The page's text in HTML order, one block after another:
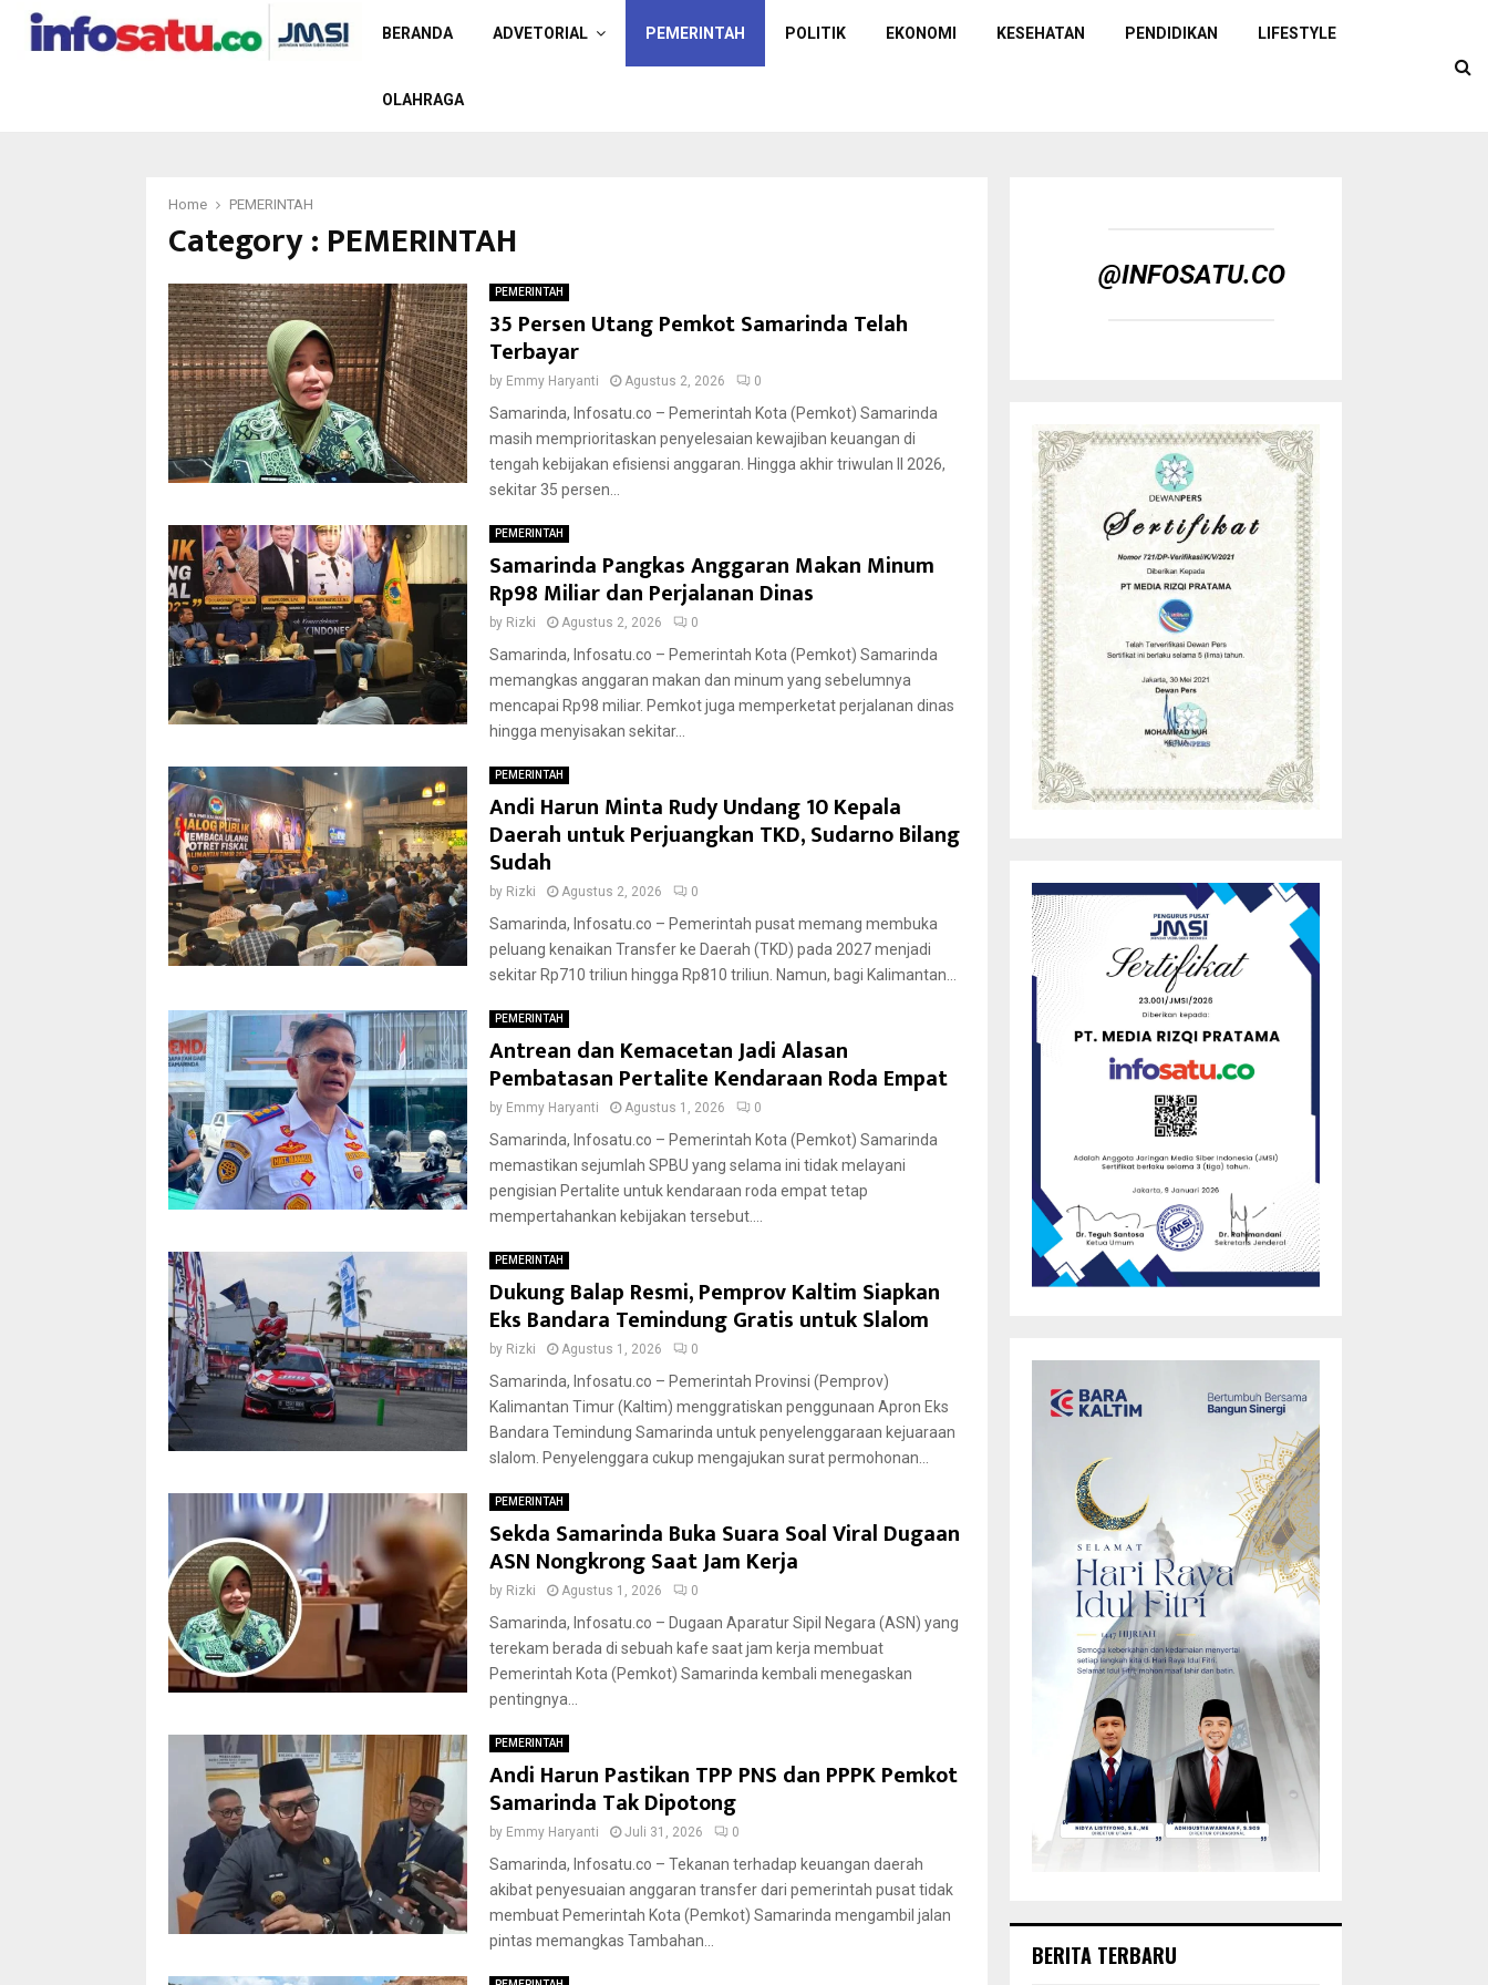
BERANDA ADVETORIAL PEMERINTAH POLITIK EKONOMI KESEHATAN PENDIDIKAN LIFESTYLE
OLAHRAGA
Home PEMERINTAH
Category : PEMERINTAH
PEMERINTAH
35 Persen Utang Pemkot Samarinda Telah
Terbayar
by Emmy Haryanti Agustus 2, 2026 0
Samarinda, Infosatu.co – Pemerintah Kota (Pemkot) Samarinda
masih memprioritaskan penyelesaian kewajiban keuangan di
tengah kebijakan efisiensi anggaran. Hingga akhir triwulan II 2026,
sekitar 35 persen...
PEMERINTAH
Samarinda Pangkas Anggaran Makan Minum
Rp98 Miliar dan Perjalanan Dinas
by Rizki Agustus 2, 2026 0
Samarinda, Infosatu.co – Pemerintah Kota (Pemkot) Samarinda
memangkas anggaran makan dan minum yang sebelumnya
mencapai Rp98 miliar. Pemkot juga memperketat perjalanan dinas
hingga menyisakan sekitar...
PEMERINTAH
Andi Harun Minta Rudy Undang 10 Kepala
Daerah untuk Perjuangkan TKD, Sudarno Bilang
Sudah
by Rizki Agustus 2, 2026 0
Samarinda, Infosatu.co – Pemerintah pusat memang membuka
peluang kenaikan Transfer ke Daerah (TKD) pada 2027 menjadi
sekitar Rp710 triliun hingga Rp810 triliun. Namun, bagi Kalimantan...
PEMERINTAH
Antrean dan Kemacetan Jadi Alasan
Pembatasan Pertalite Kendaraan Roda Empat
by Emmy Haryanti Agustus 1, 2026 0
Samarinda, Infosatu.co – Pemerintah Kota (Pemkot) Samarinda
memastikan sejumlah SPBU yang selama ini tidak melayani
pengisian Pertalite untuk kendaraan roda empat tetap
mempertahankan kebijakan tersebut....
PEMERINTAH
Dukung Balap Resmi, Pemprov Kaltim Siapkan
Eks Bandara Temindung Gratis untuk Slalom
by Rizki Agustus 1, 2026 0
Samarinda, Infosatu.co – Pemerintah Provinsi (Pemprov)
Kalimantan Timur (Kaltim) menggratiskan penggunaan Apron Eks
Bandara Temindung Samarinda untuk penyelenggaraan kejuaraan
slalom. Penyelenggara cukup mengajukan surat permohonan...
PEMERINTAH
Sekda Samarinda Buka Suara Soal Viral Dugaan
ASN Nongkrong Saat Jam Kerja
by Rizki Agustus 1, 2026 0
Samarinda, Infosatu.co – Dugaan Aparatur Sipil Negara (ASN) yang
terekam berada di sebuah kafe saat jam kerja membuat
Pemerintah Kota (Pemkot) Samarinda kembali menegaskan
pentingnya...
PEMERINTAH
Andi Harun Pastikan TPP PNS dan PPPK Pemkot
Samarinda Tak Dipotong
by Emmy Haryanti Juli 31, 2026 0
Samarinda, Infosatu.co – Tekanan terhadap keuangan daerah
akibat penyesuaian anggaran transfer dari pemerintah pusat tidak
membuat Pemerintah Kota (Pemkot) Samarinda mengambil jalan
pintas memangkas Tambahan...
@INFOSATU.CO
BERITA TERBARU